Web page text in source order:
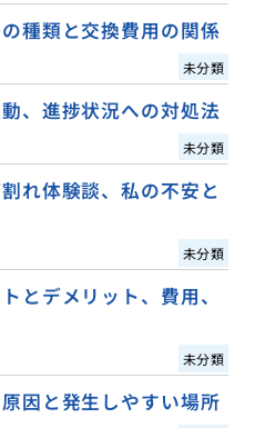
種類と交換費用の関係
未分類
、進捗状況への対処法
未分類
れ体験談、私の不安と
未分類
とデメリット、費用、
未分類
因と発生しやすい場所